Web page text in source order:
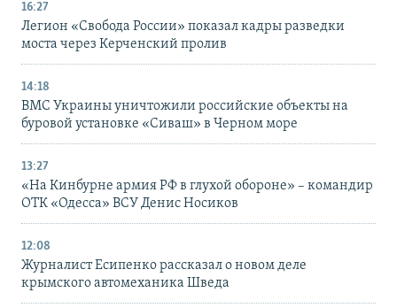
16:27
Легион «Свобода России» показал кадры разведки
моста через Керченский пролив
14:18
ВМС Украины уничтожили российские объекты на
буровой установке «Сиваш» в Черном море
13:27
«На Кинбурне армия РФ в глухой обороне» – командир
ОТК «Одесса» ВСУ Денис Носиков
12:08
Журналист Есипенко рассказал о новом деле
крымского автомеханика Шведа